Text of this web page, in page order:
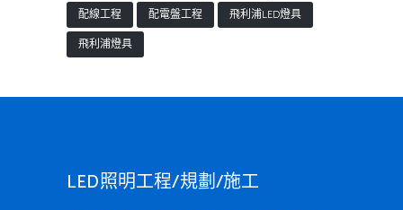
配線工程
配電盤工程
飛利浦LED燈具
飛利浦燈具
LED照明工程/規劃/施工